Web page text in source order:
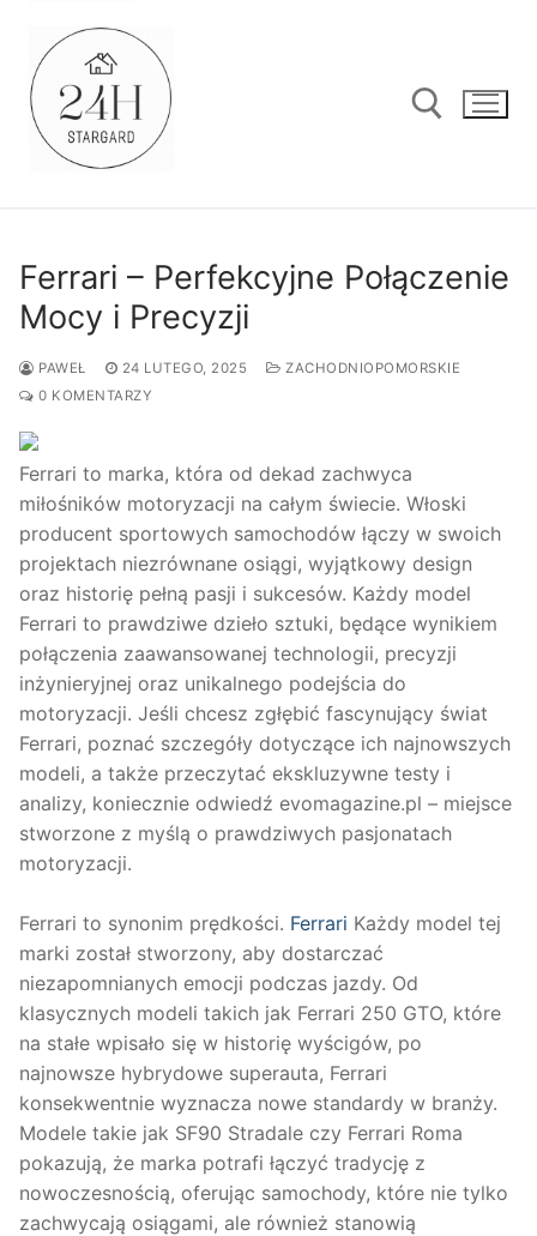
treści
Ferrari – Perfekcyjne Połączenie
Mocy i Precyzji
PAWEŁ 24 LUTEGO, 2025
ZACHODNIOPOMORSKIE
0 KOMENTARZY
Ferrari to marka, która od dekad zachwyca
miłośników motoryzacji na całym świecie. Włoski
producent sportowych samochodów łączy w swoich
projektach niezrównane osiągi, wyjątkowy design
oraz historię pełną pasji i sukcesów. Każdy model
Ferrari to prawdziwe dzieło sztuki, będące wynikiem
połączenia zaawansowanej technologii, precyzji
inżynieryjnej oraz unikalnego podejścia do
motoryzacji. Jeśli chcesz zgłębić fascynujący świat
Ferrari, poznać szczegóły dotyczące ich najnowszych
modeli, a także przeczytać ekskluzywne testy i
analizy, koniecznie odwiedź evomagazine.pl – miejsce
stworzone z myślą o prawdziwych pasjonatach
motoryzacji.
Ferrari to synonim prędkości. Ferrari Każdy model tej
marki został stworzony, aby dostarczać
niezapomnianych emocji podczas jazdy. Od
klasycznych modeli takich jak Ferrari 250 GTO, które
na stałe wpisało się w historię wyścigów, po
najnowsze hybrydowe superauta, Ferrari
konsekwentnie wyznacza nowe standardy w branży.
Modele takie jak SF90 Stradale czy Ferrari Roma
pokazują, że marka potrafi łączyć tradycję z
nowoczesnością, oferując samochody, które nie tylko
zachwycają osiągami, ale również stanowią